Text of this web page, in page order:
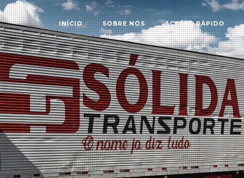
INÍCIO SOBRE NÓS ACESSO RÁPIDO